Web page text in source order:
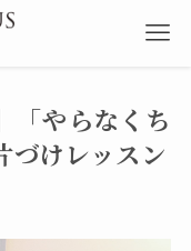
「やらなくち
づけレッスン